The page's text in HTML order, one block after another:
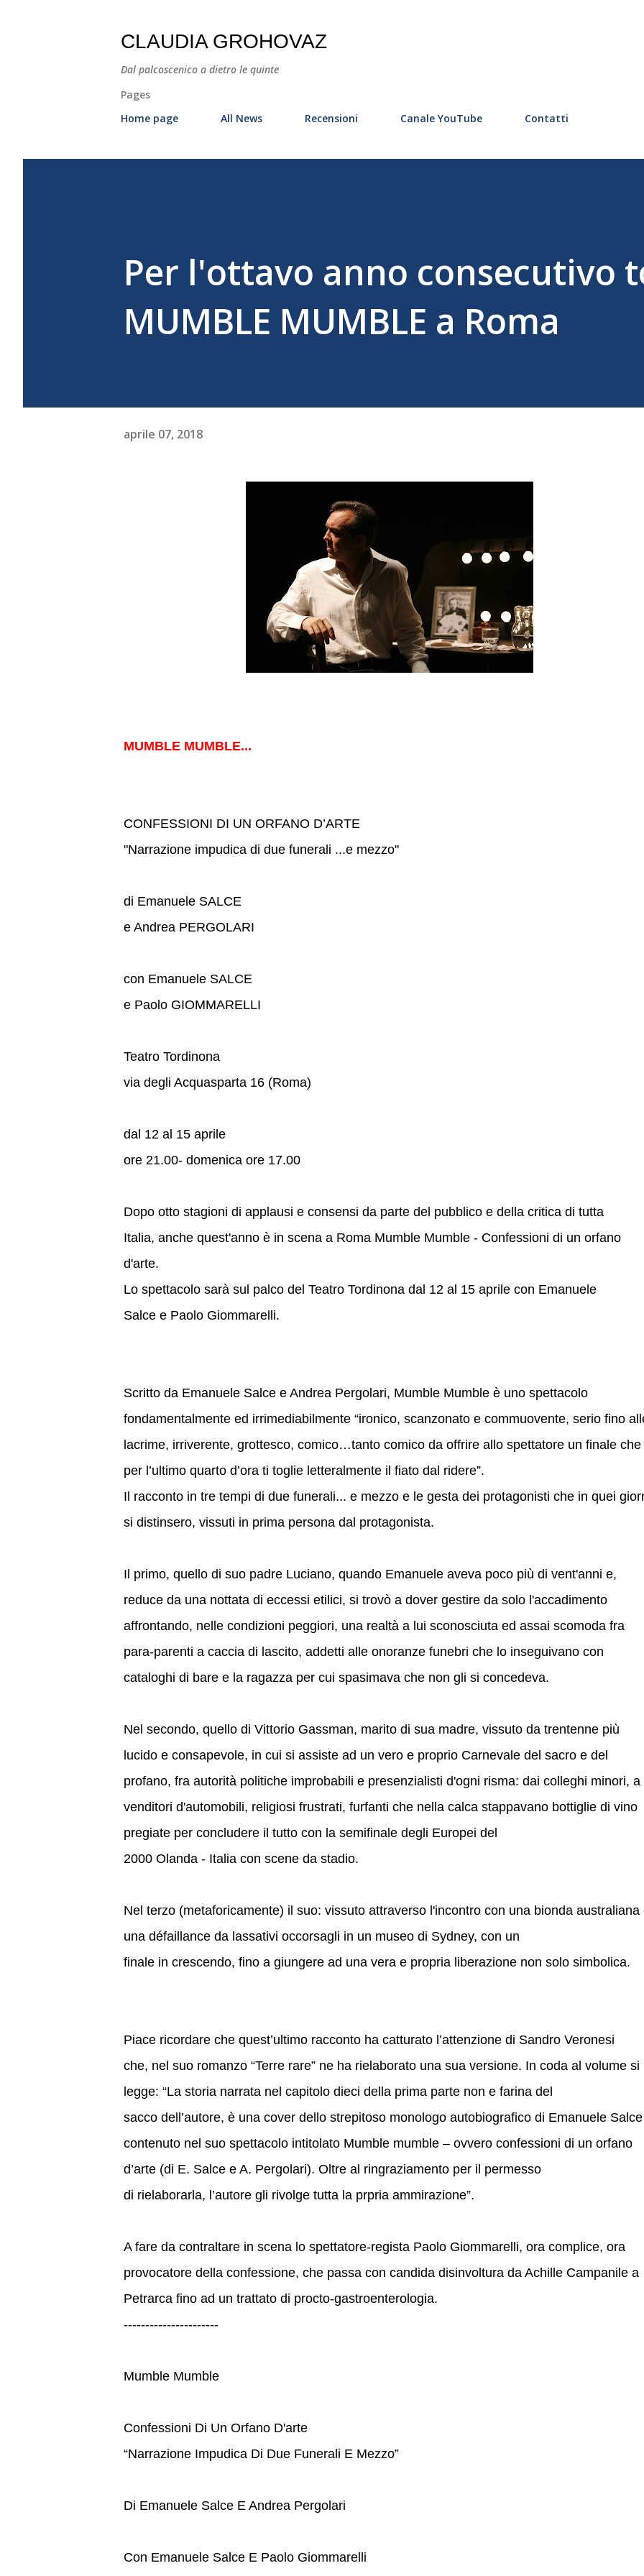
CLAUDIA GROHOVAZ
Dal palcoscenico a dietro le quinte
Pages
Home page
All News Recensioni Canale YouTube Contatti
Per l'ottavo anno consecutivo
MUMBLE MUMBLE a Roma
aprile 07, 2018
MUMBLE MUMBLE...
CONFESSIONI DI UN ORFANO D’ARTE
"Narrazione impudica di due funerali ...e mezzo"
di Emanuele SALCE
e Andrea PERGOLARI
con Emanuele SALCE
e Paolo GIOMMARELLI
Teatro Tordinona
via degli Acquasparta 16 (Roma)
dal 12 al 15 aprile
ore 21.00- domenica ore 17.00
Dopo otto stagioni di applausi e consensi da parte del pubblico e della critica di tutta
Italia, anche quest'anno è in scena a Roma Mumble Mumble - Confessioni di un orfano
d'arte.
Lo spettacolo sarà sul palco del Teatro Tordinona dal 12 al 15 aprile con Emanuele
Salce e Paolo Giommarelli.
Scritto da Emanuele Salce e Andrea Pergolari, Mumble Mumble è uno spettacolo
fondamentalmente ed irrimediabilmente “ironico, scanzonato e commuovente, serio fino
lacrime, irriverente, grottesco, comico…tanto comico da offrire allo spettatore un finale che
per l’ultimo quarto d’ora ti toglie letteralmente il fiato dal ridere”.
Il racconto in tre tempi di due funerali... e mezzo e le gesta dei protagonisti che in quei
si distinsero, vissuti in prima persona dal protagonista.
Il primo, quello di suo padre Luciano, quando Emanuele aveva poco più di vent'anni e,
reduce da una nottata di eccessi etilici, si trovò a dover gestire da solo l'accadimento
affrontando, nelle condizioni peggiori, una realtà a lui sconosciuta ed assai scomoda fra
para-parenti a caccia di lascito, addetti alle onoranze funebri che lo inseguivano con
cataloghi di bare e la ragazza per cui spasimava che non gli si concedeva.
Nel secondo, quello di Vittorio Gassman, marito di sua madre, vissuto da trentenne più
lucido e consapevole, in cui si assiste ad un vero e proprio Carnevale del sacro e del
profano, fra autorità politiche improbabili e presenzialisti d'ogni risma: dai colleghi minori, a
venditori d'automobili, religiosi frustrati, furfanti che nella calca stappavano bottiglie di vino
pregiate per concludere il tutto con la semifinale degli Europei del
2000 Olanda - Italia con scene da stadio.
Nel terzo (metaforicamente) il suo: vissuto attraverso l'incontro con una bionda australiana
una défaillance da lassativi occorsagli in un museo di Sydney, con un
finale in crescendo, fino a giungere ad una vera e propria liberazione non solo simbolica.
Piace ricordare che quest’ultimo racconto ha catturato l’attenzione di Sandro Veronesi
che, nel suo romanzo “Terre rare” ne ha rielaborato una sua versione. In coda al volume si
legge: “La storia narrata nel capitolo dieci della prima parte non e farina del
sacco dell’autore, è una cover dello strepitoso monologo autobiografico di Emanuele Salce
contenuto nel suo spettacolo intitolato Mumble mumble – ovvero confessioni di un orfano
d’arte (di E. Salce e A. Pergolari). Oltre al ringraziamento per il permesso
di rielaborarla, l’autore gli rivolge tutta la prpria ammirazione”.
A fare da contraltare in scena lo spettatore-regista Paolo Giommarelli, ora complice, ora
provocatore della confessione, che passa con candida disinvoltura da Achille Campanile a
Petrarca fino ad un trattato di procto-gastroenterologia.
----------------------
Mumble Mumble
Confessioni Di Un Orfano D'arte
“Narrazione Impudica Di Due Funerali E Mezzo”
Di Emanuele Salce E Andrea Pergolari
Con Emanuele Salce E Paolo Giommarelli